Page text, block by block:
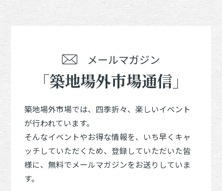
メールマガジン
「築地場外市場通信」
築地場外市場では、四季折々、楽しいイベント
が行われています。
そんなイベントやお得な情報を、いち早くキャ
ッチしていただくため、登録していただいた皆
様に、無料でメールマガジンをお送りしていま
す。